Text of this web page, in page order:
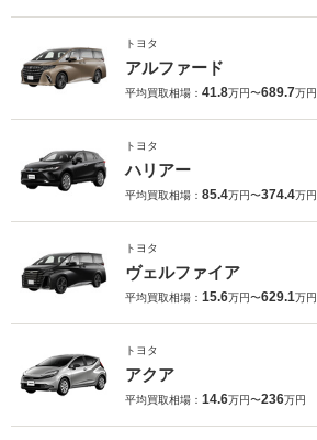
トヨタ
アルファード
平均買取相場： 41.8万円〜689.7万円
トヨタ
ハリアー
平均買取相場： 85.4万円〜374.4万円
トヨタ
ヴェルファイア
平均買取相場： 15.6万円〜629.1万円
トヨタ
アクア
平均買取相場： 14.6万円〜236万円